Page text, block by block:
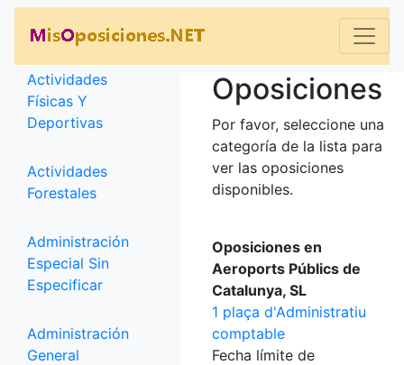
Categorías
Actividades
Físicas Y
Deportivas
Actividades
Forestales
Administración
Especial Sin
Especificar
Administración
General
Oposiciones
Por favor, seleccione una
categoría de la lista para
ver las oposiciones
disponibles.
Oposiciones en
Aeroports Públics de
Catalunya, SL
1 plaça d'Administratiu
comptable
Fecha límite de